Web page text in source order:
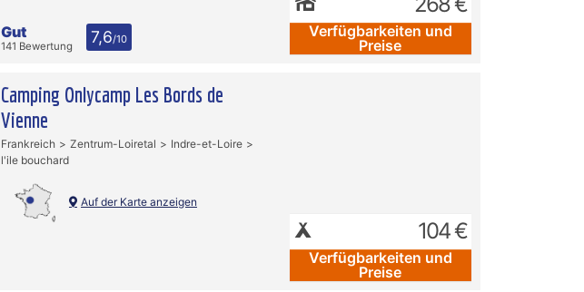
Gut
141 Bewertung 7,6/10
Verfügbarkeiten und
Preise
Camping Onlycamp Les Bords de
Vienne
Frankreich Zentrum-Loiretal
Indre-et-Loire
l'ile bouchard
Auf der Karte anzeigen
104 €
Verfügbarkeiten und
Preise